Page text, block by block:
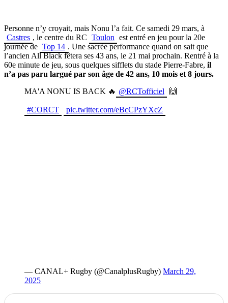
Personne n’y croyait, mais Nonu l’a fait. Ce samedi 29 mars, à
Castres , le centre du RC Toulon est entré en jeu pour la 20e
journée de Top 14 . Une sacrée performance quand on sait que
l’ancien All Black fêtera ses 43 ans, le 21 mai prochain. Rentré à la
60e minute de jeu, sous quelques sifflets du stade Pierre-Fabre, il
n’a pas paru largué par son âge de 42 ans, 10 mois et 8 jours.
MA'A NONU IS BACK 🔥 @RCTofficiel 🙌
#CORCT pic.twitter.com/eBcCPzYXcZ
— CANAL+ Rugby (@CanalplusRugby) March 29,
2025